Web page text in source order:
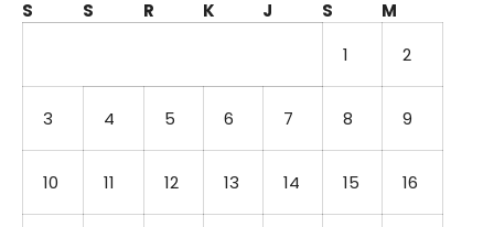
S S R K J S
M
1
2
3 4 5 6 7 8 9
10 11 12 13 14 15 16